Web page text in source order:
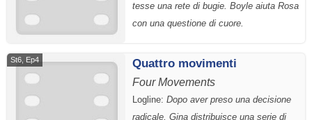
tesse una rete di bugie. Boyle aiuta Rosa
con una questione di cuore.
St6, Ep4 Quattro movimenti
Four Movements
Logline: Dopo aver preso una decisione
radicale, Gina distribuisce una serie di